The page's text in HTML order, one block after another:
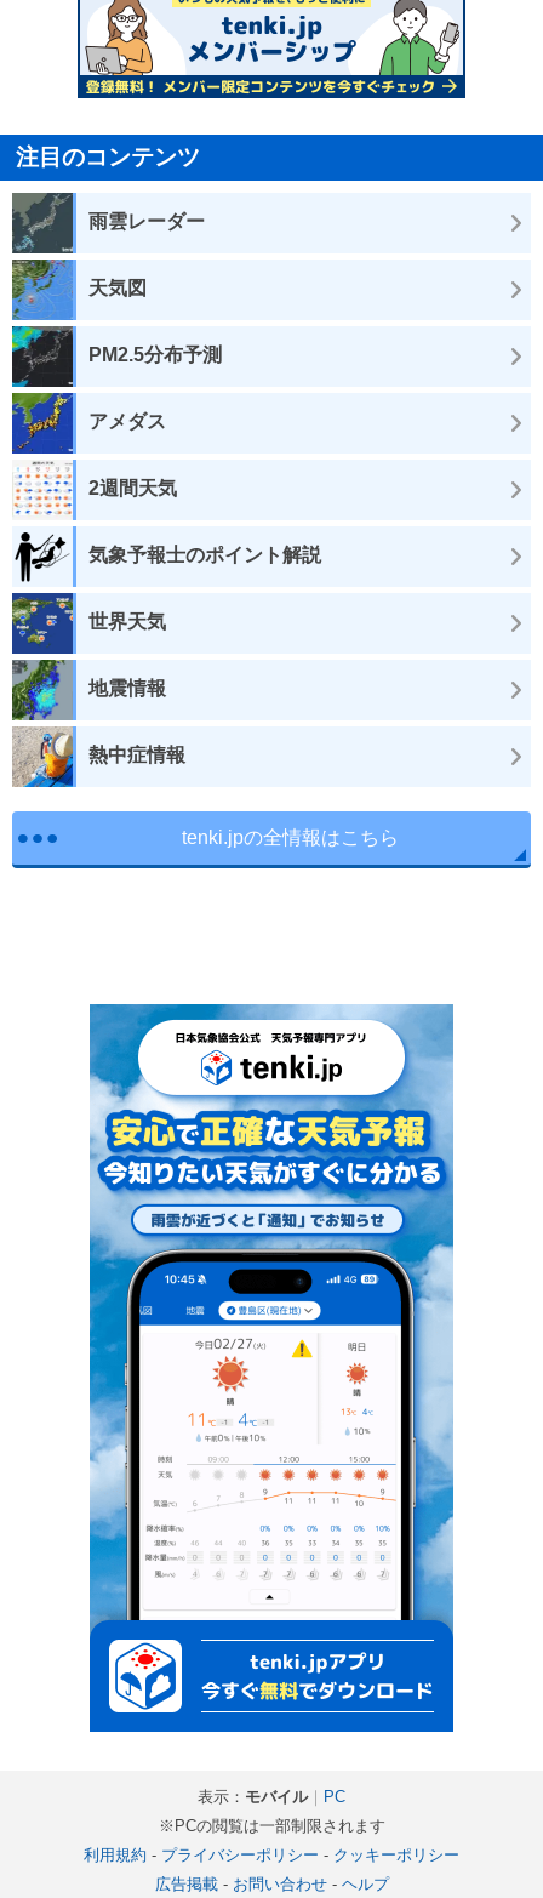
注目のコンテンツ
雨雲レーダー
天気図
PM2.5分布予測
アメダス
2週間天気
気象予報士のポイント解説
世界天気
地震情報
熱中症情報
tenki.jpの全情報はこちら
表示： モバイル｜ PC
※PCの閲覧は一部制限されます
利用規約 - プライバシーポリシー - クッキーポリシー
広告掲載- お問い合わせ- ヘルプ